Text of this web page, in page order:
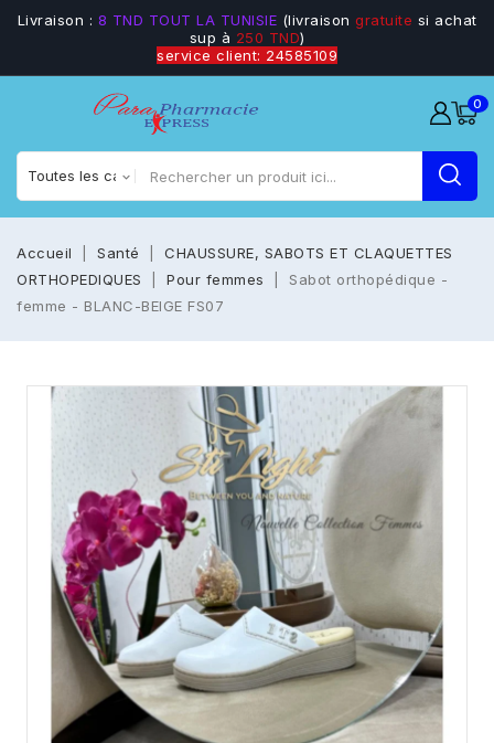
Livraison : 8 TND TOUT LA TUNISIE (livraison gratuite si achat
sup à 250 TND)
service client: 24585109
0
Accueil Santé
CHAUSSURE, SABOTS ET CLAQUETTES
ORTHOPEDIQUES
Pour femmes
Sabot orthopédique -
femme - BLANC-BEIGE FS07